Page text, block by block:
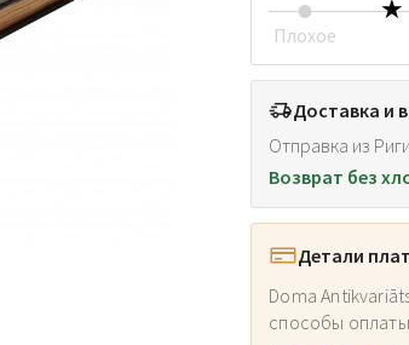
Плохое
Доставка и
Отправка из
Возврат без
Детали
Doma
способы